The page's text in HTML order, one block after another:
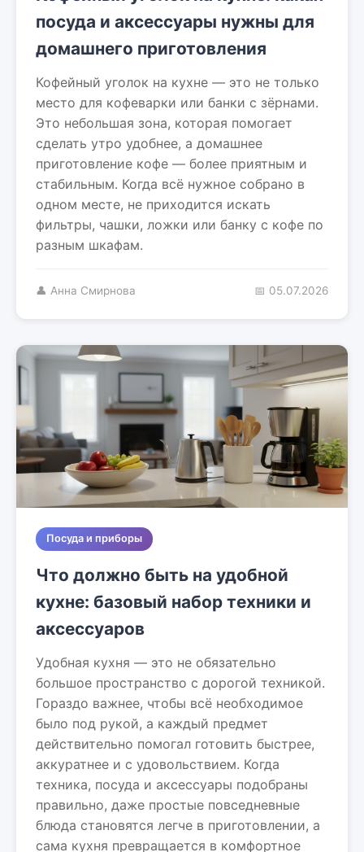
посуда и аксессуары нужны для
домашнего приготовления
Кофейный уголок на кухне — это не только
место для кофеварки или банки с зёрнами.
Это небольшая зона, которая помогает
сделать утро удобнее, а домашнее
приготовление кофе — более приятным и
стабильным. Когда всё нужное собрано в
одном месте, не приходится искать
фильтры, чашки, ложки или банку с кофе по
разным шкафам.
👤 Анна Смирнова 📅 05.07.2026
Посуда и приборы
Что должно быть на удобной
кухне: базовый набор техники и
аксессуаров
Удобная кухня — это не обязательно
большое пространство с дорогой техникой.
Гораздо важнее, чтобы всё необходимое
было под рукой, а каждый предмет
действительно помогал готовить быстрее,
аккуратнее и с удовольствием. Когда
техника, посуда и аксессуары подобраны
правильно, даже простые повседневные
блюда становятся легче в приготовлении, а
сама кухня превращается в комфортное